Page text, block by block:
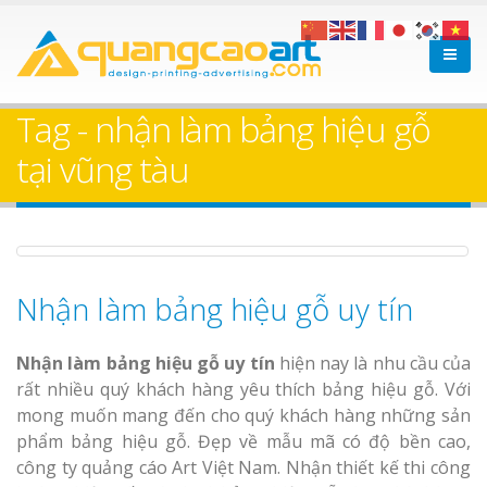
Tag - nhận làm bảng hiệu gỗ
tại vũng tàu
Nhận làm bảng hiệu gỗ uy tín
Nhận làm bảng hiệu gỗ uy tín hiện nay là nhu cầu của
rất nhiều quý khách hàng yêu thích bảng hiệu gỗ. Với
mong muốn mang đến cho quý khách hàng những sản
phẩm bảng hiệu gỗ. Đẹp về mẫu mã có độ bền cao,
công ty quảng cáo Art Việt Nam. Nhận thiết kế thi công
Làm bảng hiệu gỗ tại
Bảng gỗ treo cửa
Làm Biển
Làm bảng
Thuận An
Thi công
cáo Thuận
Dương